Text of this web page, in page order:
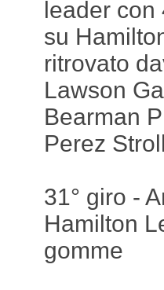
leader
su
ritrovato
Lawson
Bearman
Perez
31° giro -
Hamilton
gomme